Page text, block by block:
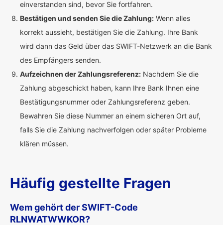
einverstanden sind, bevor Sie fortfahren.
Bestätigen und senden Sie die Zahlung: Wenn alles
korrekt aussieht, bestätigen Sie die Zahlung. Ihre Bank
wird dann das Geld über das SWIFT-Netzwerk an die Bank
des Empfängers senden.
Aufzeichnen der Zahlungsreferenz: Nachdem Sie die
Zahlung abgeschickt haben, kann Ihre Bank Ihnen eine
Bestätigungsnummer oder Zahlungsreferenz geben.
Bewahren Sie diese Nummer an einem sicheren Ort auf,
falls Sie die Zahlung nachverfolgen oder später Probleme
klären müssen.
Häufig gestellte Fragen
Wem gehört der SWIFT-Code
RLNWATWWKOR?